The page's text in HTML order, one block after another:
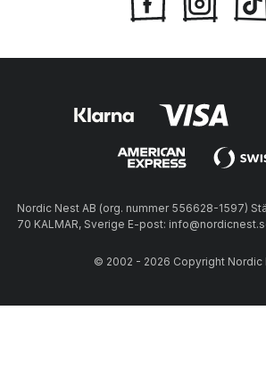
Nordic Nest AB (org. nummer 556628-1597)
70 KALMAR, Sverige E-post:
© 2002 - 2026 Copyright Nordic